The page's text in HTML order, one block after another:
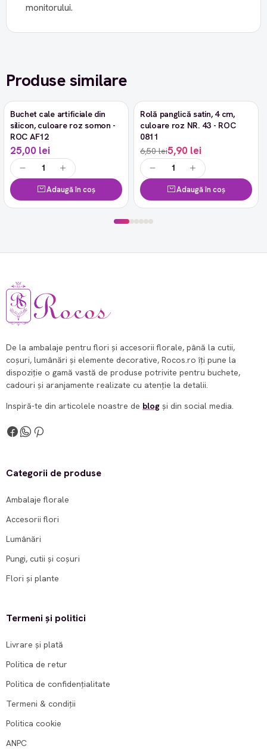
monitorului.
Produse similare
Buchet cale artificiale din
silicon, culoare roz somon -
ROC AF12
25,00 lei
Adaugă în coș
-9%
Rolă panglică satin, 4 cm,
culoare roz NR. 43 - ROC
0811
6,50 lei5,90 lei
Adaugă în coș
De la ambalaje pentru flori și accesorii florale, până la cutii,
coșuri, lumânări și elemente decorative, Rocos.ro îți pune la
dispoziție o gamă vastă de produse potrivite pentru buchete,
cadouri și aranjamente realizate cu atenție la detalii.
Inspiră-te din articolele noastre de blog și din social media.
Categorii de produse
Ambalaje florale
Accesorii flori
Lumânări
Pungi, cutii și coșuri
Flori și plante
Termeni și politici
Livrare și plată
Politica de retur
Politica de confidențialitate
Termeni & condiții
Politica cookie
ANPC